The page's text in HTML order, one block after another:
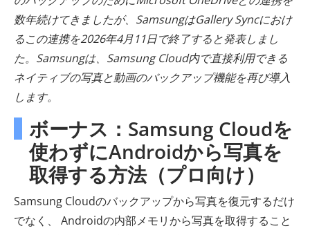
数年続けてきましたが、SamsungはGallery Syncにおけ
るこの連携を2026年4月11日で終了すると発表しまし
た。Samsungは、Samsung Cloud内で直接利用できる
ネイティブの写真と動画のバックアップ機能を再び導入
します。
ボーナス：Samsung Cloudを
使わずにAndroidから写真を
取得する方法（プロ向け）
Samsung Cloudのバックアップから写真を復元するだけ
でなく、 Androidの内部メモリから写真を取得すること